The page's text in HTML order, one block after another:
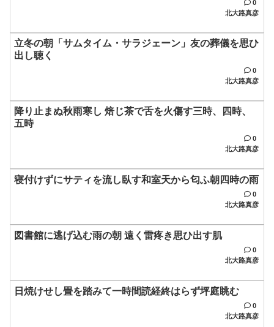
0
北大路真彦
立冬の朝「サムタイム・サラジェーン」友の葬儀を思ひ
出し聴く
0
北大路真彦
降り止まぬ秋雨寒し 焙じ茶で舌を火傷す三時、四時、
五時
0
北大路真彦
寝付けずにサティを流し臥す和室天から匂ふ朝四時の雨
0
北大路真彦
図書館に逃げ込む雨の朝 遠く雷疼き思ひ出す肌
0
北大路真彦
日焼けせし畳を踏みて一時間読経終はらず坪庭眺む
0
北大路真彦